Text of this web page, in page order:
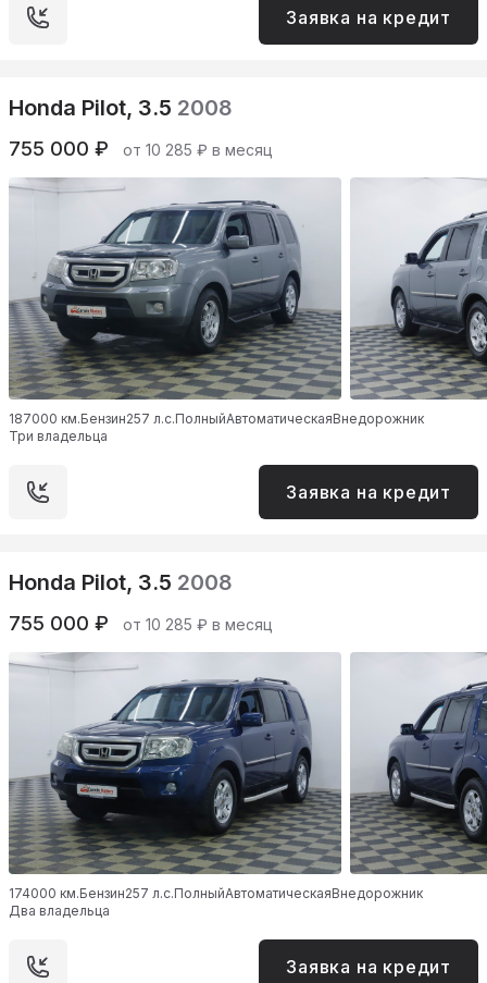
Заявка на кредит
Honda Pilot, 3.5 2008
755 000 ₽ от 10 285 ₽ в месяц
187000 км.Бензин257 л.с.ПолныйАвтоматическаяВнедорожник
Три владельца
Заявка на кредит
Honda Pilot, 3.5 2008
755 000 ₽ от 10 285 ₽ в месяц
174000 км.Бензин257 л.с.ПолныйАвтоматическаяВнедорожник
Два владельца
Заявка на кредит